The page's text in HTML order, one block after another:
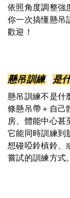
依照角度調整強
你一次搞懂懸吊
歡迎！
懸吊訓練 是
懸吊訓練不是什
條懸吊帶＋自己
房、體能中心甚
它能同時訓練到
想碰啞鈴槓鈴、
嘗試的訓練方式。